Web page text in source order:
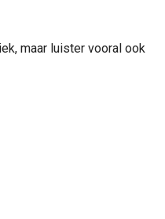
maar luister vooral ook